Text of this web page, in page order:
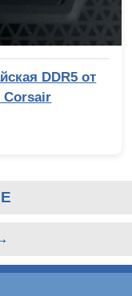
DDR5 от
Corsair